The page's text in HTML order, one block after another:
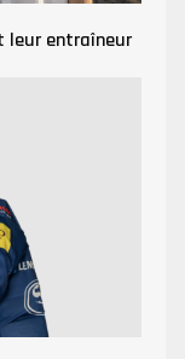
leur entraîneur